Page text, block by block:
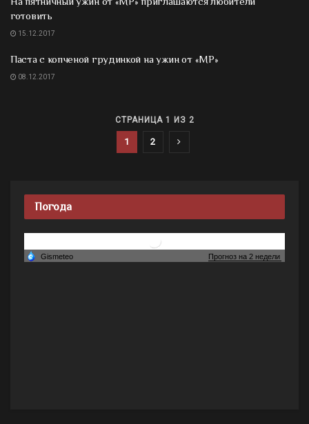
готовить
15.12.2017
Паста с копченой грудинкой на ужин от «МР»
08.12.2017
СТРАНИЦА 1 ИЗ 2
1 2
Погода